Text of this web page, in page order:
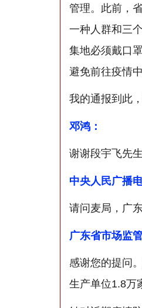
管理。此前，
一种人群和三
集地必须戴口
避免前往疫情
我的通报到此，
邓鸿：
谢谢段宇飞先
中央人民广播
请问麦局，广
广东省市场监
感谢您的提问
生产单位1.8万